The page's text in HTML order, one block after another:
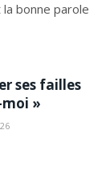
bonne parole
ses failles
»